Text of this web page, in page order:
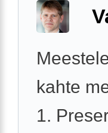
kahte
1.